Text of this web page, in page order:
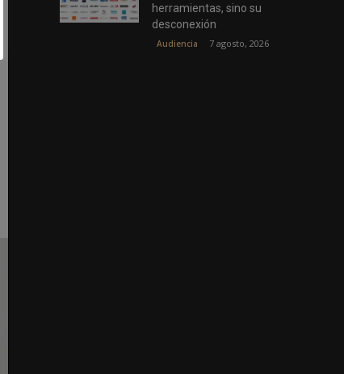
herramientas, sino su
desconexión
Audiencia 7 agosto, 2026